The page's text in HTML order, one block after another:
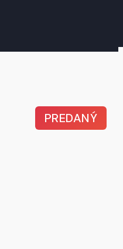
PREDANÝ